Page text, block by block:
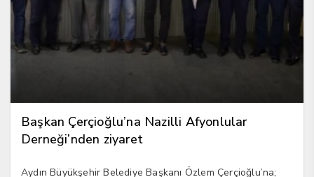
Başkan Çerçioğlu’na Nazilli Afyonlular
Derneği’nden ziyaret
Aydın Büyükşehir Belediye Başkanı Özlem Çerçioğlu’na;